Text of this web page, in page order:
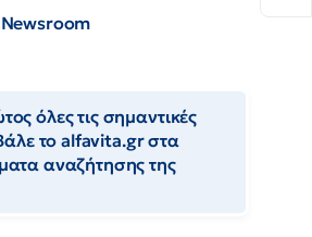
όλες τις σημαντικές
το alfavita.gr στα
αναζήτησης της